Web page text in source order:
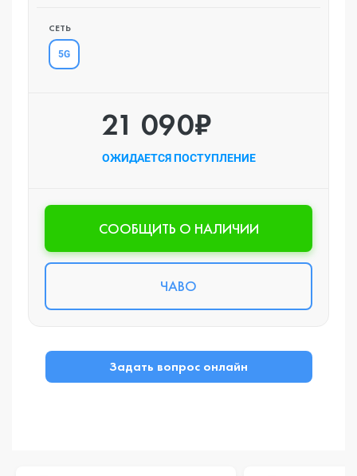
СЕТЬ
5G
21 090₽
ОЖИДАЕТСЯ ПОСТУПЛЕНИЕ
CООБЩИТЬ О НАЛИЧИИ
ЧАВО
Задать вопрос онлайн